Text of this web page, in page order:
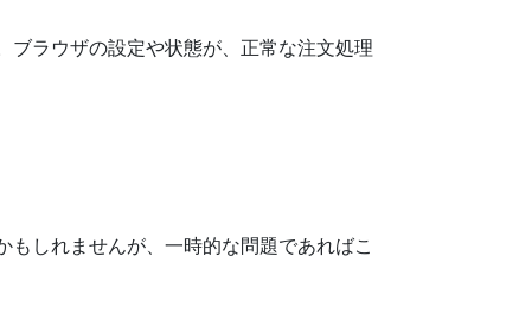
ラウザの設定や状態が、正常な注文処理
しれませんが、一時的な問題であればこ